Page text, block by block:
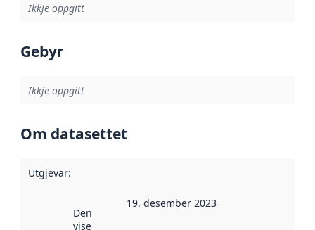
Ikkje oppgitt
Gebyr
Ikkje oppgitt
Om datasettet
Utgjevar:
Denne datoen
viser når
19. desember 2023